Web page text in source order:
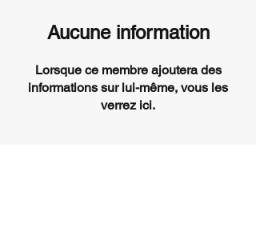
Aucune information
Lorsque ce membre ajoutera des
informations sur lui-même, vous les
verrez ici.